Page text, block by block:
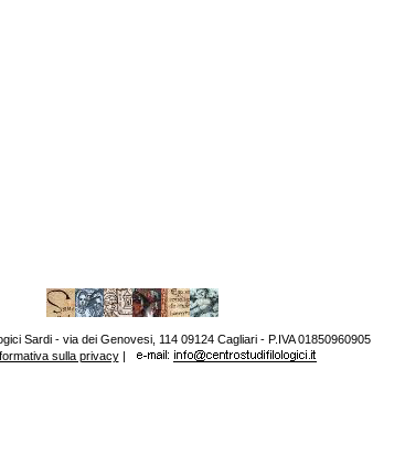
Sardi - via dei Genovesi, 114 09124 Cagliari - P.IVA 01850960905
sulla privacy|